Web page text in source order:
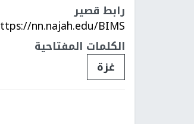
رابط قصير
nn.najah.edu/BIMS/
الكلمات المفتاحية
غزة